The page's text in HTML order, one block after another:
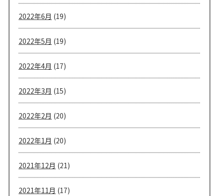
2022年6月 (19)
2022年5月 (19)
2022年4月 (17)
2022年3月 (15)
2022年2月 (20)
2022年1月 (20)
2021年12月 (21)
2021年11月 (17)